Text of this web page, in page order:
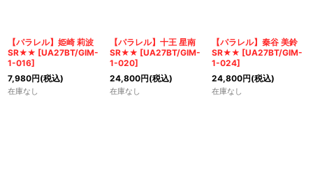
【パラレル】姫崎 莉波
SR★★ [UA27BT/GIM-
1-016]
7,980円(税込)
在庫なし
【パラレル】十王 星南
SR★★ [UA27BT/GIM-
1-020]
24,800円(税込)
在庫なし
【パラレル】秦谷 美鈴
SR★★ [UA27BT/GIM-
1-024]
24,800円(税込)
在庫なし